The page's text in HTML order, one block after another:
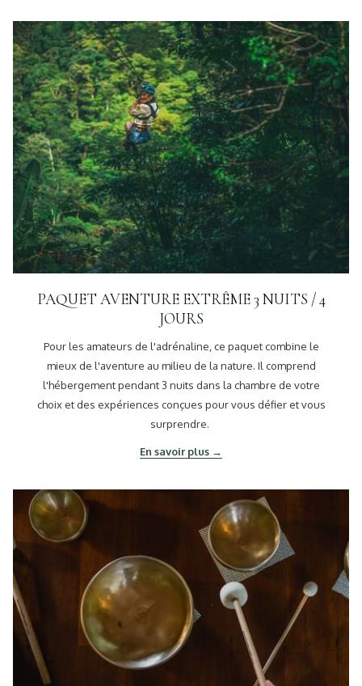
PAQUET AVENTURE EXTRÊME 3 NUITS / 4
JOURS
Pour les amateurs de l'adrénaline, ce paquet combine le
mieux de l'aventure au milieu de la nature. Il comprend
l'hébergement pendant 3 nuits dans la chambre de votre
choix et des expériences conçues pour vous défier et vous
surprendre.
En savoir plus